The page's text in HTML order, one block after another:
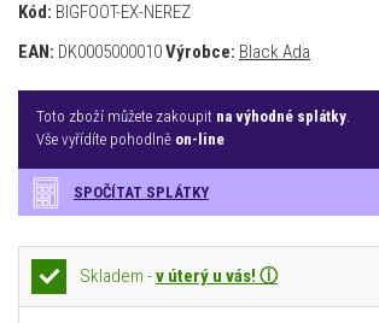
Kód: BIGFOOT-EX-NEREZ
EAN: DK0005000010Výrobce: Black Ada
Toto zboží můžete zakoupit na výhodné splátky.
Vše vyřídíte pohodlně on-line
SPOČÍTAT SPLÁTKY
Skladem -v úterý u vás! ⓘ